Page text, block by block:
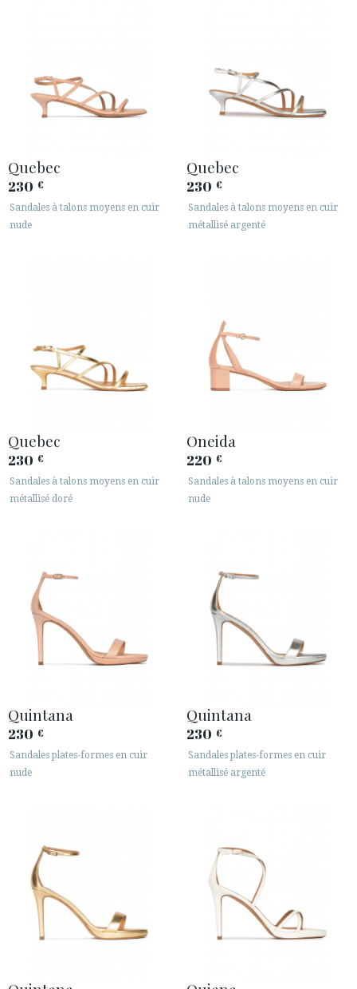
Quebec
230 €
Sandales à talons moyens en cuir
nude
Quebec
230 €
Sandales à talons moyens en cuir
métallisé argenté
Quebec
230 €
Sandales à talons moyens en cuir
métallisé doré
Oneida
220 €
Sandales à talons moyens en cuir
nude
Quintana
230 €
Sandales plates-formes en cuir
nude
Quintana
230 €
Sandales plates-formes en cuir
métallisé argenté